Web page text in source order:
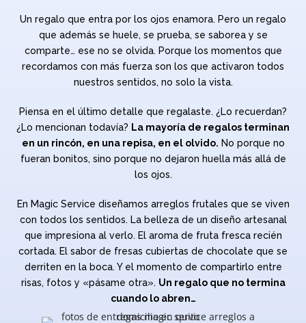
Un regalo que entra por los ojos enamora. Pero un regalo
que además se huele, se prueba, se saborea y se
comparte… ese no se olvida. Porque los momentos que
recordamos con más fuerza son los que activaron todos
nuestros sentidos, no solo la vista.
Piensa en el último detalle que regalaste. ¿Lo recuerdan?
¿Lo mencionan todavía? La mayoría de regalos terminan
en un rincón, en una repisa, en el olvido. No porque no
fueran bonitos, sino porque no dejaron huella más allá de
los ojos.
En Magic Service diseñamos arreglos frutales que se viven
con todos los sentidos. La belleza de un diseño artesanal
que impresiona al verlo. El aroma de fruta fresca recién
cortada. El sabor de fresas cubiertas de chocolate que se
derriten en la boca. Y el momento de compartirlo entre
risas, fotos y «pásame otra». Un regalo que no termina
cuando lo abren…